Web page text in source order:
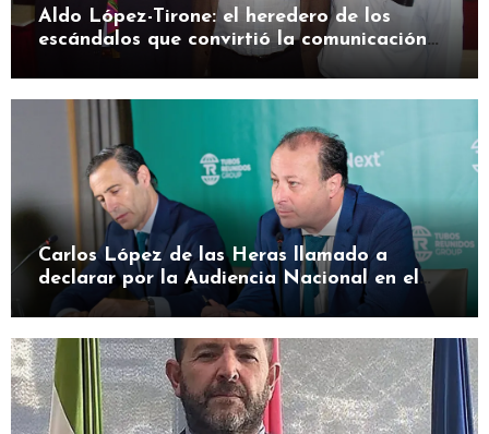
Aldo López-Tirone: el heredero de los
escándalos que convirtió la comunicación
en herramienta de presión
Carlos López de las Heras llamado a
declarar por la Audiencia Nacional en el
caso SEPI